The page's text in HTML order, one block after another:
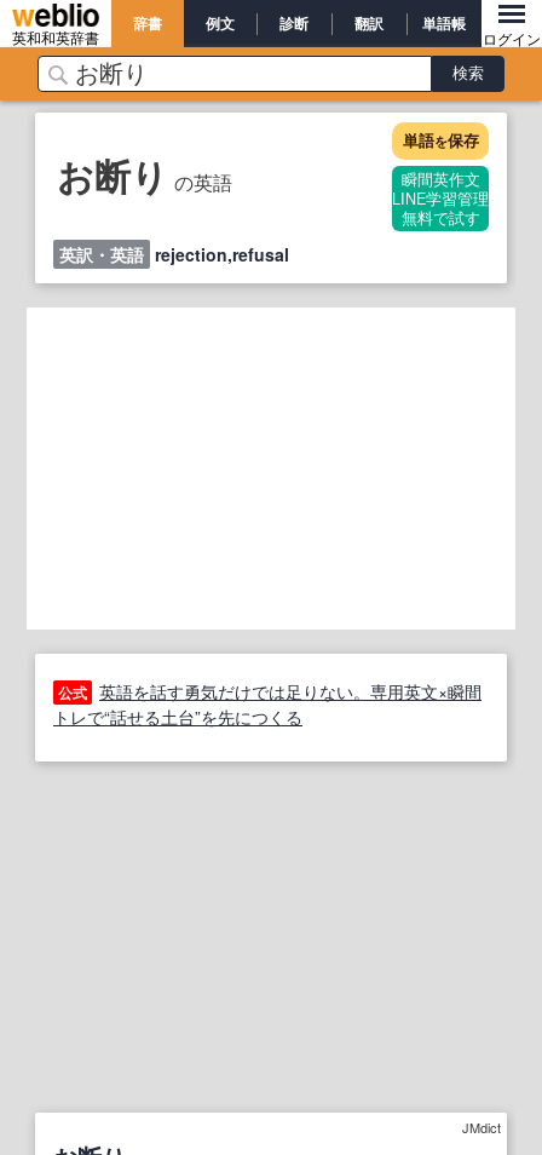
英和和英辞書
辞書 例文 診断 翻訳 単語帳
ログイン
お断り の英語
単語を保存
瞬間英作文
LINE学習管理
無料で試す
英訳・英語 rejection,refusal
公式 英語を話す勇気だけでは足りない。専用英文×瞬間
トレで“話せる土台”を先につくる
JMdict